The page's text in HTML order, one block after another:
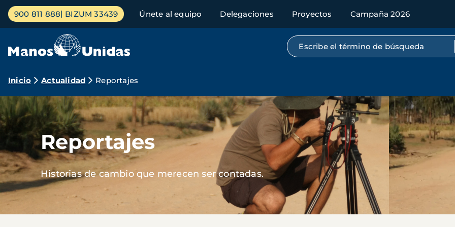
Pasar
contenido
Menú
principal
900 811 888 BIZUM 33439 Únete al equipo Delegaciones Proyectos Campaña 2026
Búsqueda por texto completo
Ruta
de
navegación
Inicio Actualidad Reportajes
Imagen
Reportajes
Historias de cambio que merecen ser contadas.